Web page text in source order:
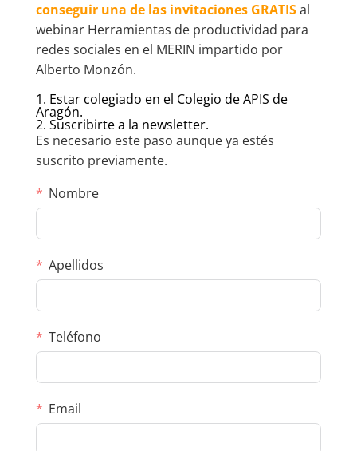
conseguir una de las invitaciones GRATISal
webinar Herramientas de productividad para
redes sociales en el MERIN impartido por
Alberto Monzón.
1. Estar colegiado en el Colegio de APIS de
Aragón.
2. Suscribirte a la newsletter.
Es necesario este paso aunque ya estés
suscrito previamente.
Nombre
Apellidos
Teléfono
Email